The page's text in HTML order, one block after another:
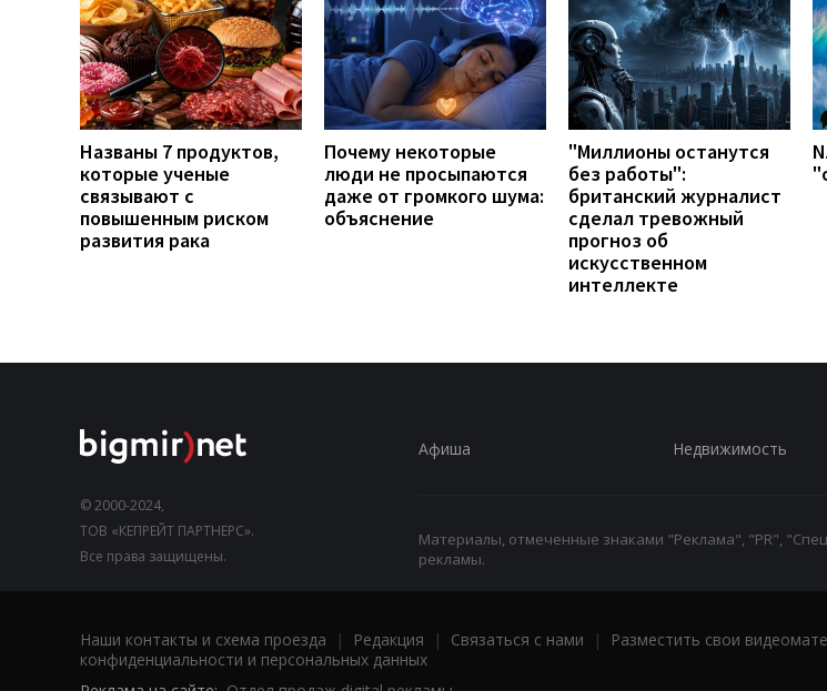
Названы 7 продуктов,
которые ученые
связывают с
повышенным риском
развития рака
Почему некоторые
люди не просыпаются
даже от громкого шума:
объяснение
"Миллионы останутся
без работы":
британский журналист
сделал тревожный
прогноз об
искусственном
интеллекте
© 2000-2024,
ТОВ «КЕПРЕЙТ ПАРТНЕРС».
Все права защищены.
Афиша Недвижимость
Материалы, отмеченные знаками "Реклама", "PR",
рекламы.
Наши контакты и схема проезда | Редакция | Связаться с нами | Разместить свои
конфиденциальности и персональных данных